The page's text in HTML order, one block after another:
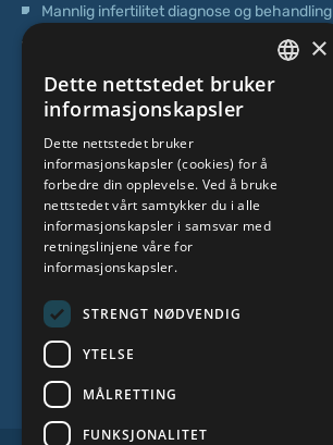
Mannlig infertilitet diagnose og behandling
Genetisk testing
Poliklinisk senter
Senter for stamceller
OM OSS
Hvem er vi
Spesialistteam
Kontakter
LATVIAN
RUSSIAN
×
Dette nettstedet bruker
informasjonskapsler
Dette nettstedet bruker
informasjonskapsler (cookies) for å
forbedre din opplevelse. Ved å bruke
nettstedet vårt samtykker du i alle
informasjonskapsler i samsvar med
retningslinjene våre for
informasjonskapsler.
STRENGT NØDVENDIG
YTELSE
MÅLRETTING
FUNKSJONALITET